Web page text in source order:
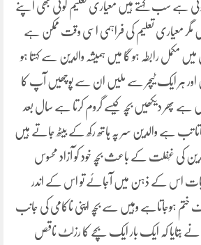
ہے سب کہتے ہیں معیاری تعلیم کوئی بھی اپنے
مگر معیاری تعلیم کی فراہمی اسی وقت ممکن ہے
مکمل رابطہ ہو گا میں ہمیشہ والدین سے کہتا ہو
اور ہر ایک ٹیچر سے ملیں ان سے پوچھیں آپ کا
پھر دیکھیں بچہ کیسے گروم کرتا ہے سال بعد
تب ہے والدین سر پہ ہاتھ رکھ کے بیٹھ جاتے ہیں
کی غٖفلت کے باعث بچہ خود کو آزاد محسوس
اس کے ذہن میں آجائے تو اس کے اندر
ختم ہوجاتاہے وہیں سے بچہ اپنی ناکامی کی جانب
بتایا کہ ایک بار ایک بچے کا رزلٹ ناقص